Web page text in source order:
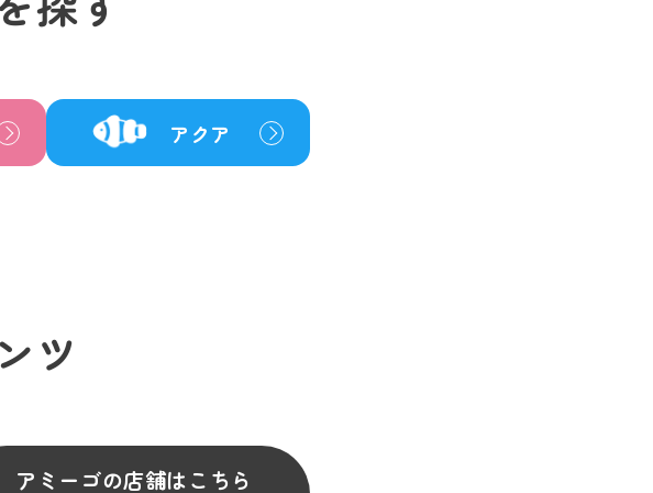
アクア
ツ
アミーゴの店舗はこちら